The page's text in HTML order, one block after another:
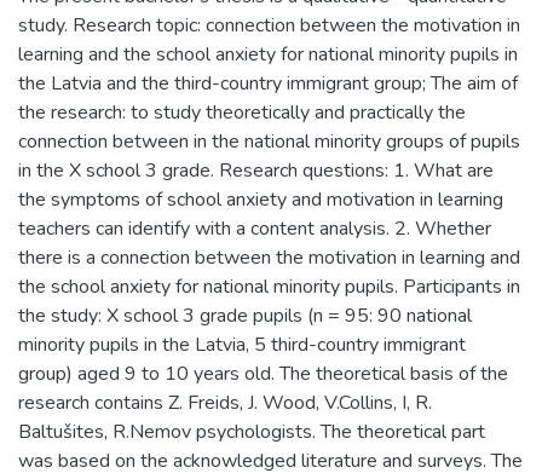
study. Research topic: connection between the motivation in
learning and the school anxiety for national minority pupils in
the Latvia and the third-country immigrant group; The aim of
the research: to study theoretically and practically the
connection between in the national minority groups of pupils
in the X school 3 grade. Research questions: 1. What are
the symptoms of school anxiety and motivation in learning
teachers can identify with a content analysis. 2. Whether
there is a connection between the motivation in learning and
the school anxiety for national minority pupils. Participants in
the study: X school 3 grade pupils (n = 95: 90 national
minority pupils in the Latvia, 5 third-country immigrant
group) aged 9 to 10 years old. The theoretical basis of the
research contains Z. Freids, J. Wood, V.Collins, I, R.
Baltušites, R.Nemov psychologists. The theoretical part
was based on the acknowledged literature and surveys. The